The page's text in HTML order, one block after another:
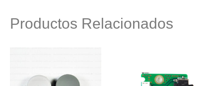
Productos Relacionados